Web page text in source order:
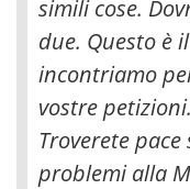
simili cose.
due. Questo è
incontriamo
vostre
Troverete
problemi alla